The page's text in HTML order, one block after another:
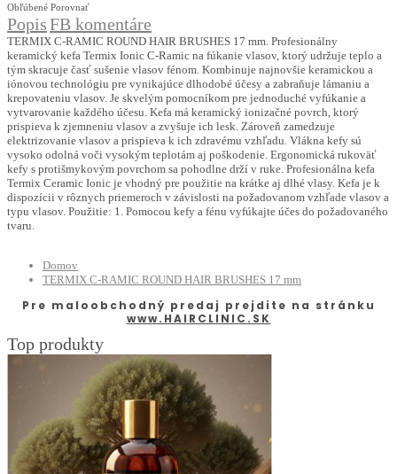
Obľúbené Porovnať
PopisFB komentáre
TERMIX C-RAMIC ROUND HAIR BRUSHES 17 mm. Profesionálny
keramický kefa Termix Ionic C-Ramic na fúkanie vlasov, ktorý udržuje teplo a
tým skracuje časť sušenie vlasov fénom. Kombinuje najnovšie keramickou a
iónovou technológiu pre vynikajúce dlhodobé účesy a zabraňuje lámaniu a
krepovateniu vlasov. Je skvelým pomocníkom pre jednoduché vyfúkanie a
vytvarovanie každého účesu. Kefa má keramický ionizačné povrch, ktorý
prispieva k zjemneniu vlasov a zvyšuje ich lesk. Zároveň zamedzuje
elektrizovanie vlasov a prispieva k ich zdravému vzhľadu. Vlákna kefy sú
vysoko odolná voči vysokým teplotám aj poškodenie. Ergonomická rukoväť
kefy s protišmykovým povrchom sa pohodlne drží v ruke. Profesionálna kefa
Termix Ceramic Ionic je vhodný pre použitie na krátke aj dlhé vlasy. Kefa je k
dispozícii v rôznych priemeroch v závislosti na požadovanom vzhľade vlasov a
typu vlasov. Použitie: 1. Pomocou kefy a fénu vyfúkajte účes do požadovaného
tvaru.
Domov
TERMIX C-RAMIC ROUND HAIR BRUSHES 17 mm
Pre maloobchodný predaj prejdite na stránku
www.HAIRCLINIC.SK
Top produkty